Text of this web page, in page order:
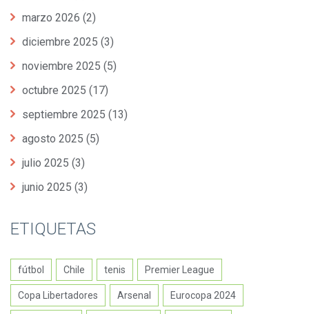
marzo 2026 (2)
diciembre 2025 (3)
noviembre 2025 (5)
octubre 2025 (17)
septiembre 2025 (13)
agosto 2025 (5)
julio 2025 (3)
junio 2025 (3)
ETIQUETAS
fútbol Chile tenis Premier League
Copa Libertadores Arsenal Eurocopa 2024